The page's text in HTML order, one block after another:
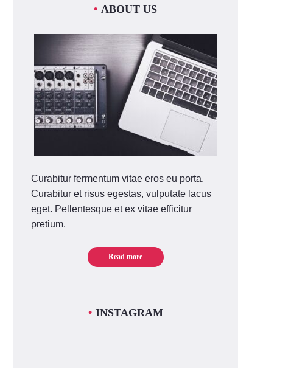
ABOUT US
Curabitur fermentum vitae eros eu porta.
Curabitur et risus egestas, vulputate lacus
eget. Pellentesque et ex vitae efficitur
pretium.
Read more
INSTAGRAM